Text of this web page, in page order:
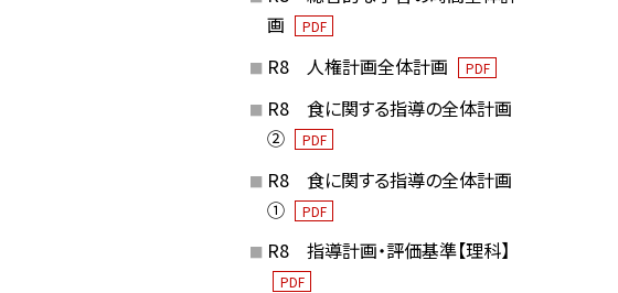
画
PDF
R8 人権計画全体計画 PDF
R8 食に関する指導の全体計画
②
PDF
R8 食に関する指導の全体計画
①
PDF
R8 指導計画・評価基準【理科】
PDF